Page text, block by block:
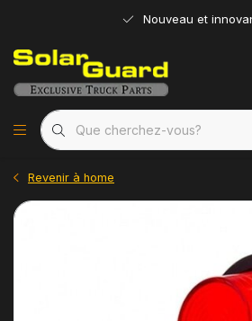
Nouveau et
Revenir à home